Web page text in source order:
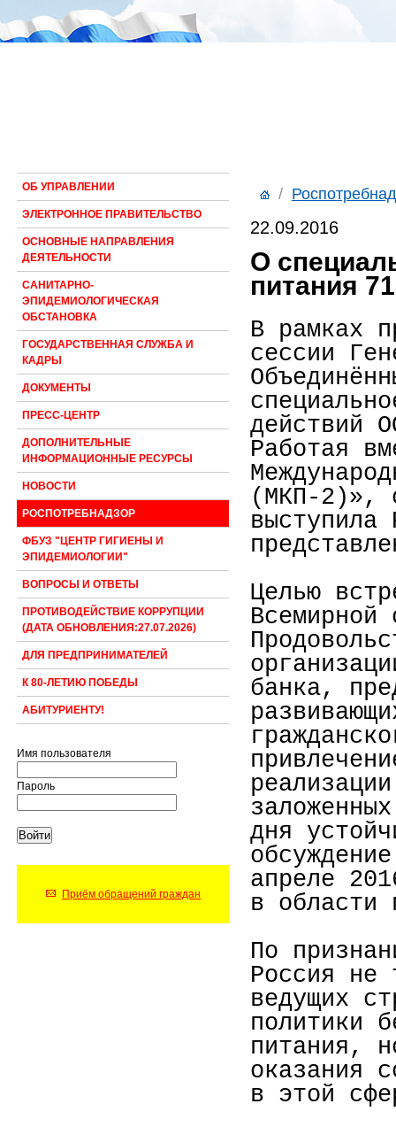
ОБ УПРАВЛЕНИИ
ЭЛЕКТРОННОЕ ПРАВИТЕЛЬСТВО
ОСНОВНЫЕ НАПРАВЛЕНИЯ
ДЕЯТЕЛЬНОСТИ
САНИТАРНО-
ЭПИДЕМИОЛОГИЧЕСКАЯ
ОБСТАНОВКА
ГОСУДАРСТВЕННАЯ СЛУЖБА И
КАДРЫ
ДОКУМЕНТЫ
ПРЕСС-ЦЕНТР
ДОПОЛНИТЕЛЬНЫЕ
ИНФОРМАЦИОННЫЕ РЕСУРСЫ
НОВОСТИ
РОСПОТРЕБНАДЗОР
ФБУЗ "ЦЕНТР ГИГИЕНЫ И
ЭПИДЕМИОЛОГИИ"
ВОПРОСЫ И ОТВЕТЫ
ПРОТИВОДЕЙСТВИЕ КОРРУПЦИИ
(ДАТА ОБНОВЛЕНИЯ:27.07.2026)
ДЛЯ ПРЕДПРИНИМАТЕЛЕЙ
К 80-ЛЕТИЮ ПОБЕДЫ
АБИТУРИЕНТУ!
Имя пользователя
Пароль
Приём обращений граждан
/
22.09.2016
О
питания
В рамках
сессии
действий
Работая
(МКП-2)»,
выступила
Целью
Всемирной
банка,
дня
апреле
в области
По
Россия не
ведущих
политики
питания,
оказания
в этой